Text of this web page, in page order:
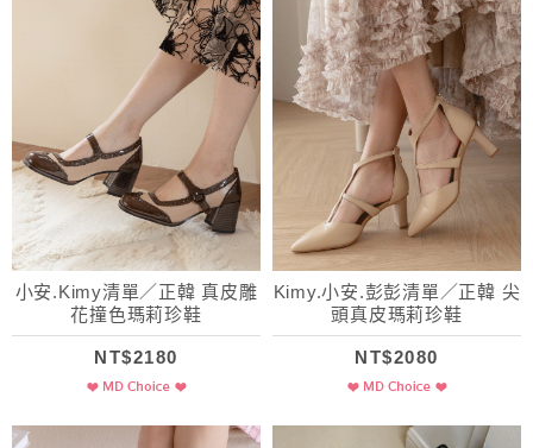
小安.Kimy清單／正韓 真皮雕
花撞色瑪莉珍鞋
NT$2180
Kimy.小安.彭彭清單／正韓 尖
頭真皮瑪莉珍鞋
NT$2080